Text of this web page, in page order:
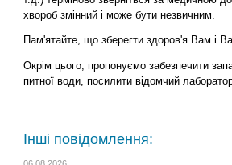
хвороб змінний і може бути незвичним.
Пам'ятайте, що зберегти здоров'я Вам і
Окрім цього, пропонуємо забезпечити
питної води, посилити відомчий
Інші повідомлення: